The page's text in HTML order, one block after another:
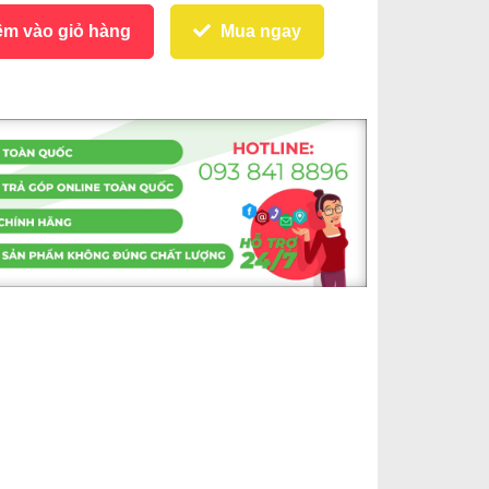
vào giỏ hàng Mua ngay